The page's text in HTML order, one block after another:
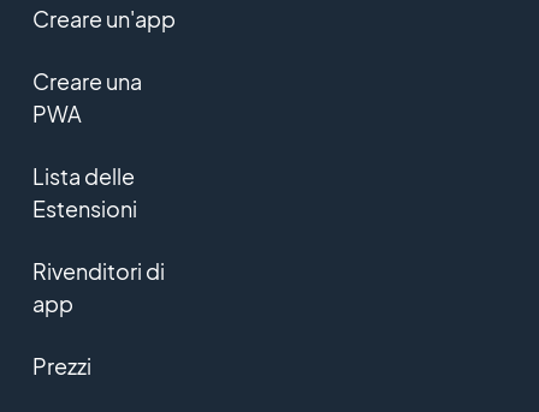
Creare un'app
Creare una
PWA
Lista delle
Estensioni
Rivenditori di
app
Prezzi